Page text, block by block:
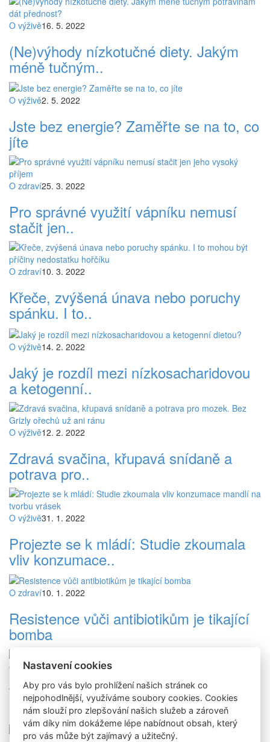
O výživě16. 5. 2022
(Ne)výhody nízkotučné diety. Jakým
méně tučným..
O výživě2. 5. 2022
Jste bez energie? Zaměřte se na to, co
jíte
O zdraví25. 3. 2022
Pro správné využití vápníku nemusí
stačit jen..
O zdraví10. 3. 2022
Křeče, zvýšená únava nebo poruchy
spánku. I to..
O výživě14. 2. 2022
Jaký je rozdíl mezi nízkosacharidovou
a ketogenní..
O výživě12. 2. 2022
Zdravá svačina, křupavá snídaně a
potrava pro..
O výživě31. 1. 2022
Projezte se k mládí: Studie zkoumala
vliv konzumace..
O zdraví10. 1. 2022
Resistence vůči antibiotikům je tikající
bomba
O dětech3. 12. 2021
Tipy pro Mikuláše - čím zdravým
obdarovat menší..
Nastavení cookies
Aby pro vás bylo prohlížení našich stránek co
nejpohodlnější, využíváme soubory cookies. Cookies
nám slouží pro zlepšování našich služeb a zároveň
vám díky nim dokážeme lépe nabídnout obsah, který
pro vás může být zajímavý a užitečný.